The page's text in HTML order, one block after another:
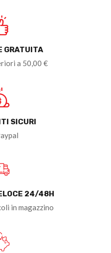
GRATUITA
a 50,00 €
SICURI
24/48H
in magazzino